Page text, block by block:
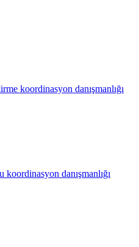
koordinasyon danışmanlığı
danışmanlığı